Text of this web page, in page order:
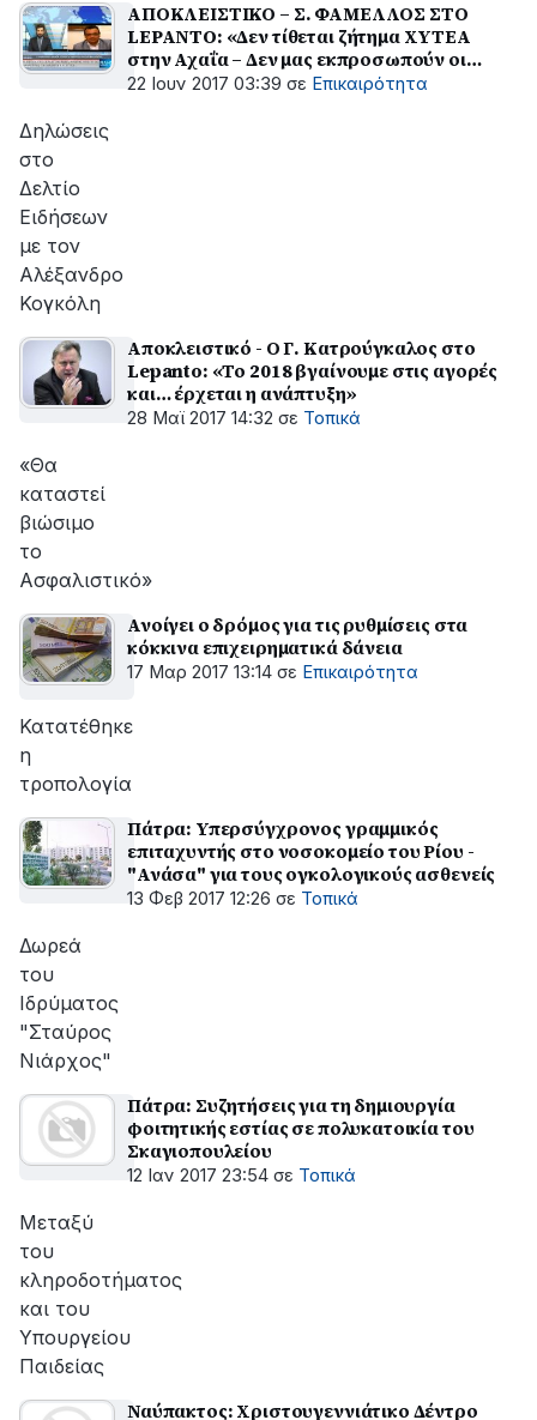
ΑΠΟΚΛΕΙΣΤΙΚΟ – Σ. ΦΑΜΕΛΛΟΣ ΣΤΟ
LEPANTO: «Δεν τίθεται ζήτημα ΧΥΤΕΑ
στην Αχαΐα – Δεν μας εκπροσωπούν οι
μετρήσεις στο Δρέπανο» - ΔΕΙΤΕ ΒΙΝΤΕΟ
22 Ιουν 2017 03:39 σε Επικαιρότητα
Δηλώσεις
στο
Δελτίο
Ειδήσεων
με τον
Αλέξανδρο
Κογκόλη
Αποκλειστικό - Ο Γ. Κατρούγκαλος στο
Lepanto: «Το 2018 βγαίνουμε στις αγορές
και… έρχεται η ανάπτυξη»
28 Μαϊ 2017 14:32 σε Τοπικά
«Θα
καταστεί
βιώσιμο
το
Ασφαλιστικό»
Ανοίγει ο δρόμος για τις ρυθμίσεις στα
κόκκινα επιχειρηματικά δάνεια
17 Μαρ 2017 13:14 σε Επικαιρότητα
Κατατέθηκε
η
τροπολογία
Πάτρα: Υπερσύγχρονος γραμμικός
επιταχυντής στο νοσοκομείο του Ρίου -
"Ανάσα" για τους ογκολογικούς ασθενείς
13 Φεβ 2017 12:26 σε Τοπικά
Δωρεά
του
Ιδρύματος
"Σταύρος
Νιάρχος"
Πάτρα: Συζητήσεις για τη δημιουργία
φοιτητικής εστίας σε πολυκατοικία του
Σκαγιοπουλείου
12 Ιαν 2017 23:54 σε Τοπικά
Μεταξύ
του
κληροδοτήματος
και του
Υπουργείου
Παιδείας
Ναύπακτος: Χριστουγεννιάτικο Δέντρο